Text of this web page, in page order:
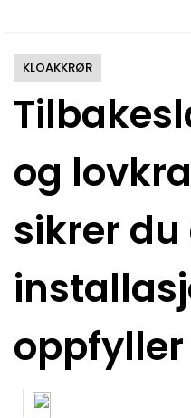
og
sikrer
KLOAKKRØR